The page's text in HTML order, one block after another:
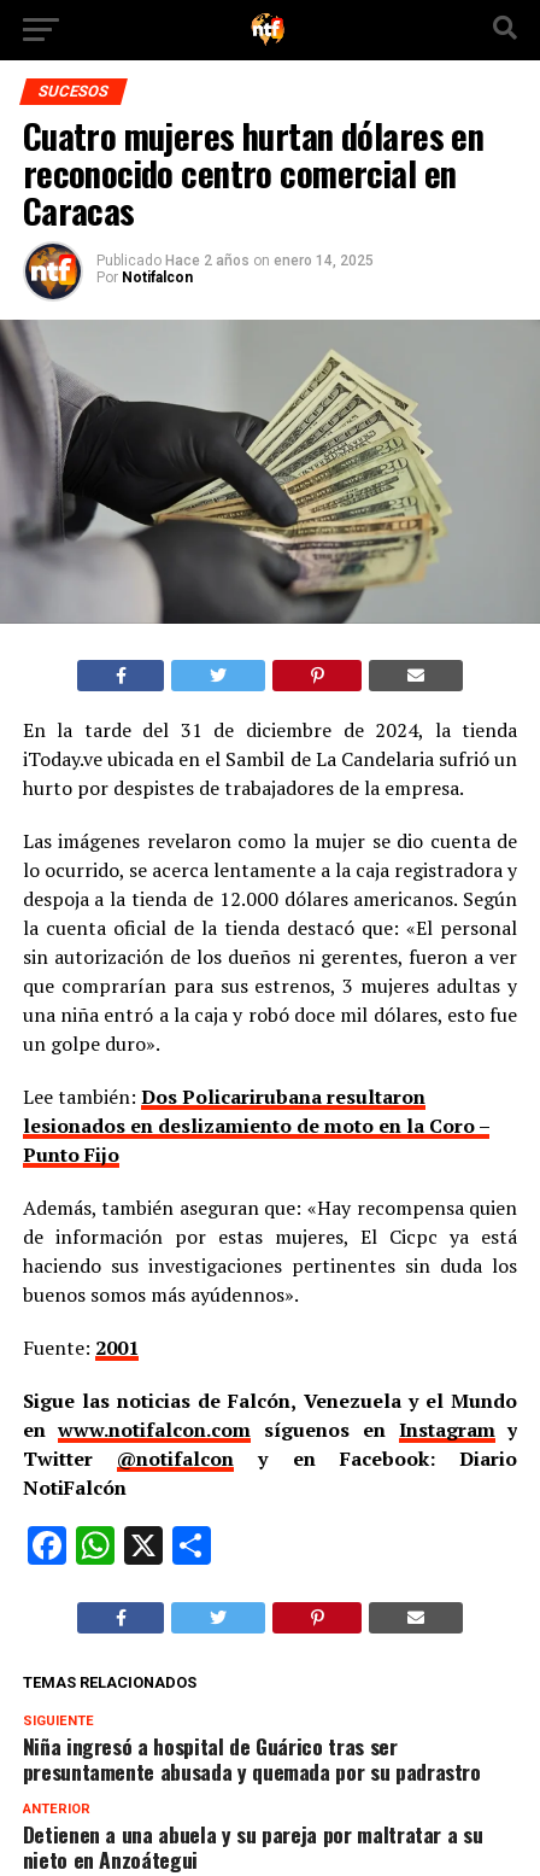
SUCESOS
Cuatro mujeres hurtan dólares en
reconocido centro comercial en
Caracas
Publicado Hace 2 años on enero 14, 2025
Por Notifalcon
En la tarde del 31 de diciembre de 2024, la tienda
iToday.ve ubicada en el Sambil de La Candelaria sufrió un
hurto por despistes de trabajadores de la empresa.
Las imágenes revelaron como la mujer se dio cuenta de
lo ocurrido, se acerca lentamente a la caja registradora y
despoja a la tienda de 12.000 dólares americanos. Según
la cuenta oficial de la tienda destacó que: «El personal
sin autorización de los dueños ni gerentes, fueron a ver
que comprarían para sus estrenos, 3 mujeres adultas y
una niña entró a la caja y robó doce mil dólares, esto fue
un golpe duro».
Lee también: Dos Policarirubana resultaron
lesionados en deslizamiento de moto en la Coro –
Punto Fijo
Además, también aseguran que: «Hay recompensa quien
de información por estas mujeres, El Cicpc ya está
haciendo sus investigaciones pertinentes sin duda los
buenos somos más ayúdennos».
Fuente: 2001
Sigue las noticias de Falcón, Venezuela y el Mundo
enwww.notifalcon.com síguenos en Instagramy
Twitter @notifalcon y en Facebook: Diario
NotiFalcón
Facebook
WhatsApp
X Compartir
TEMAS RELACIONADOS
SIGUIENTE
Niña ingresó a hospital de Guárico tras ser
presuntamente abusada y quemada por su padrastro
ANTERIOR
Detienen a una abuela y su pareja por maltratar a su
nieto en Anzoátegui